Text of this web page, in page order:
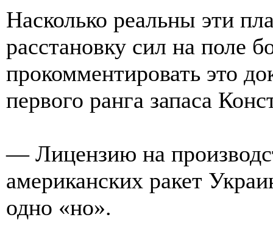
Насколько реальны эти
расстановку сил на поле
прокомментировать это
первого ранга запаса
— Лицензию на
американских ракет
одно «но».